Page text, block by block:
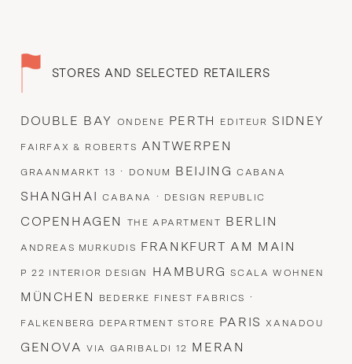
STORES AND SELECTED RETAILERS
DOUBLE BAY ONDENE PERTH EDITEUR SIDNEY
FAIRFAX & ROBERTS ANTWERPEN
GRAANMARKT 13 · DONUM BEIJINGCABANA
SHANGHAICABANA · DESIGN REPUBLIC
COPENHAGEN THE APARTMENT BERLIN
ANDREAS MURKUDIS FRANKFURT AM MAIN
P 22 INTERIOR DESIGN HAMBURGSCALA WOHNEN
MÜNCHEN BEDERKE FINEST FABRICS ·
FALKENBERG DEPARTMENT STORE PARISXANADOU
GENOVAVIA GARIBALDI 12 MERAN